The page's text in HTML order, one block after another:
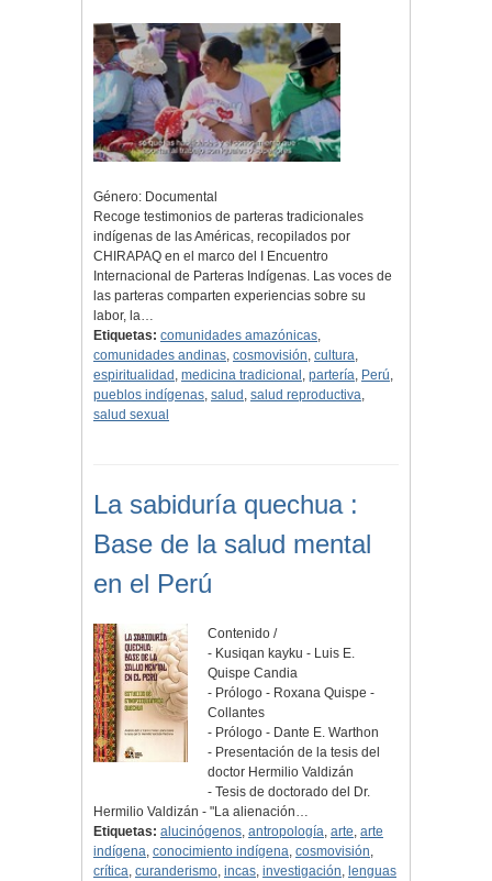
Género: Documental
Recoge testimonios de parteras tradicionales
indígenas de las Américas, recopilados por
CHIRAPAQ en el marco del I Encuentro
Internacional de Parteras Indígenas. Las voces de
las parteras comparten experiencias sobre su
labor, la…
Etiquetas: comunidades amazónicas,
comunidades andinas, cosmovisión, cultura,
espiritualidad , medicina tradicional , partería, Perú,
pueblos indígenas, salud , salud reproductiva,
salud sexual
La sabiduría quechua :
Base de la salud mental
en el Perú
Contenido /
- Kusiqan kayku - Luis E.
Quispe Candia
- Prólogo - Roxana Quispe -
Collantes
- Prólogo - Dante E. Warthon
- Presentación de la tesis del
doctor Hermilio Valdizán
- Tesis de doctorado del Dr.
Hermilio Valdizán - "La alienación…
Etiquetas: alucinógenos, antropología, arte, arte
indígena, conocimiento indígena, cosmovisión,
crítica, curanderismo, incas, investigación, lenguas